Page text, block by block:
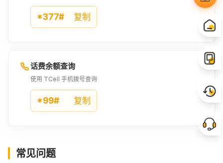
*377# 复制
话费余额查询
使用 TCell 手机拨号查询
*99# 复制
常见问题